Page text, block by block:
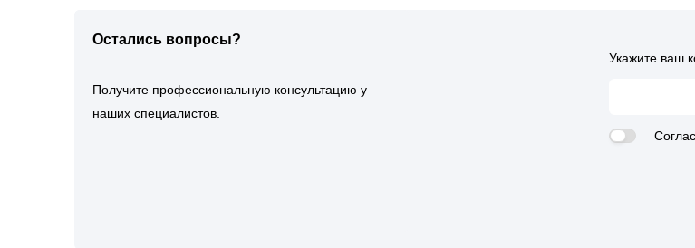
Остались вопросы?
Получите профессиональную консультацию у
наших специалистов.
Укажите ваш